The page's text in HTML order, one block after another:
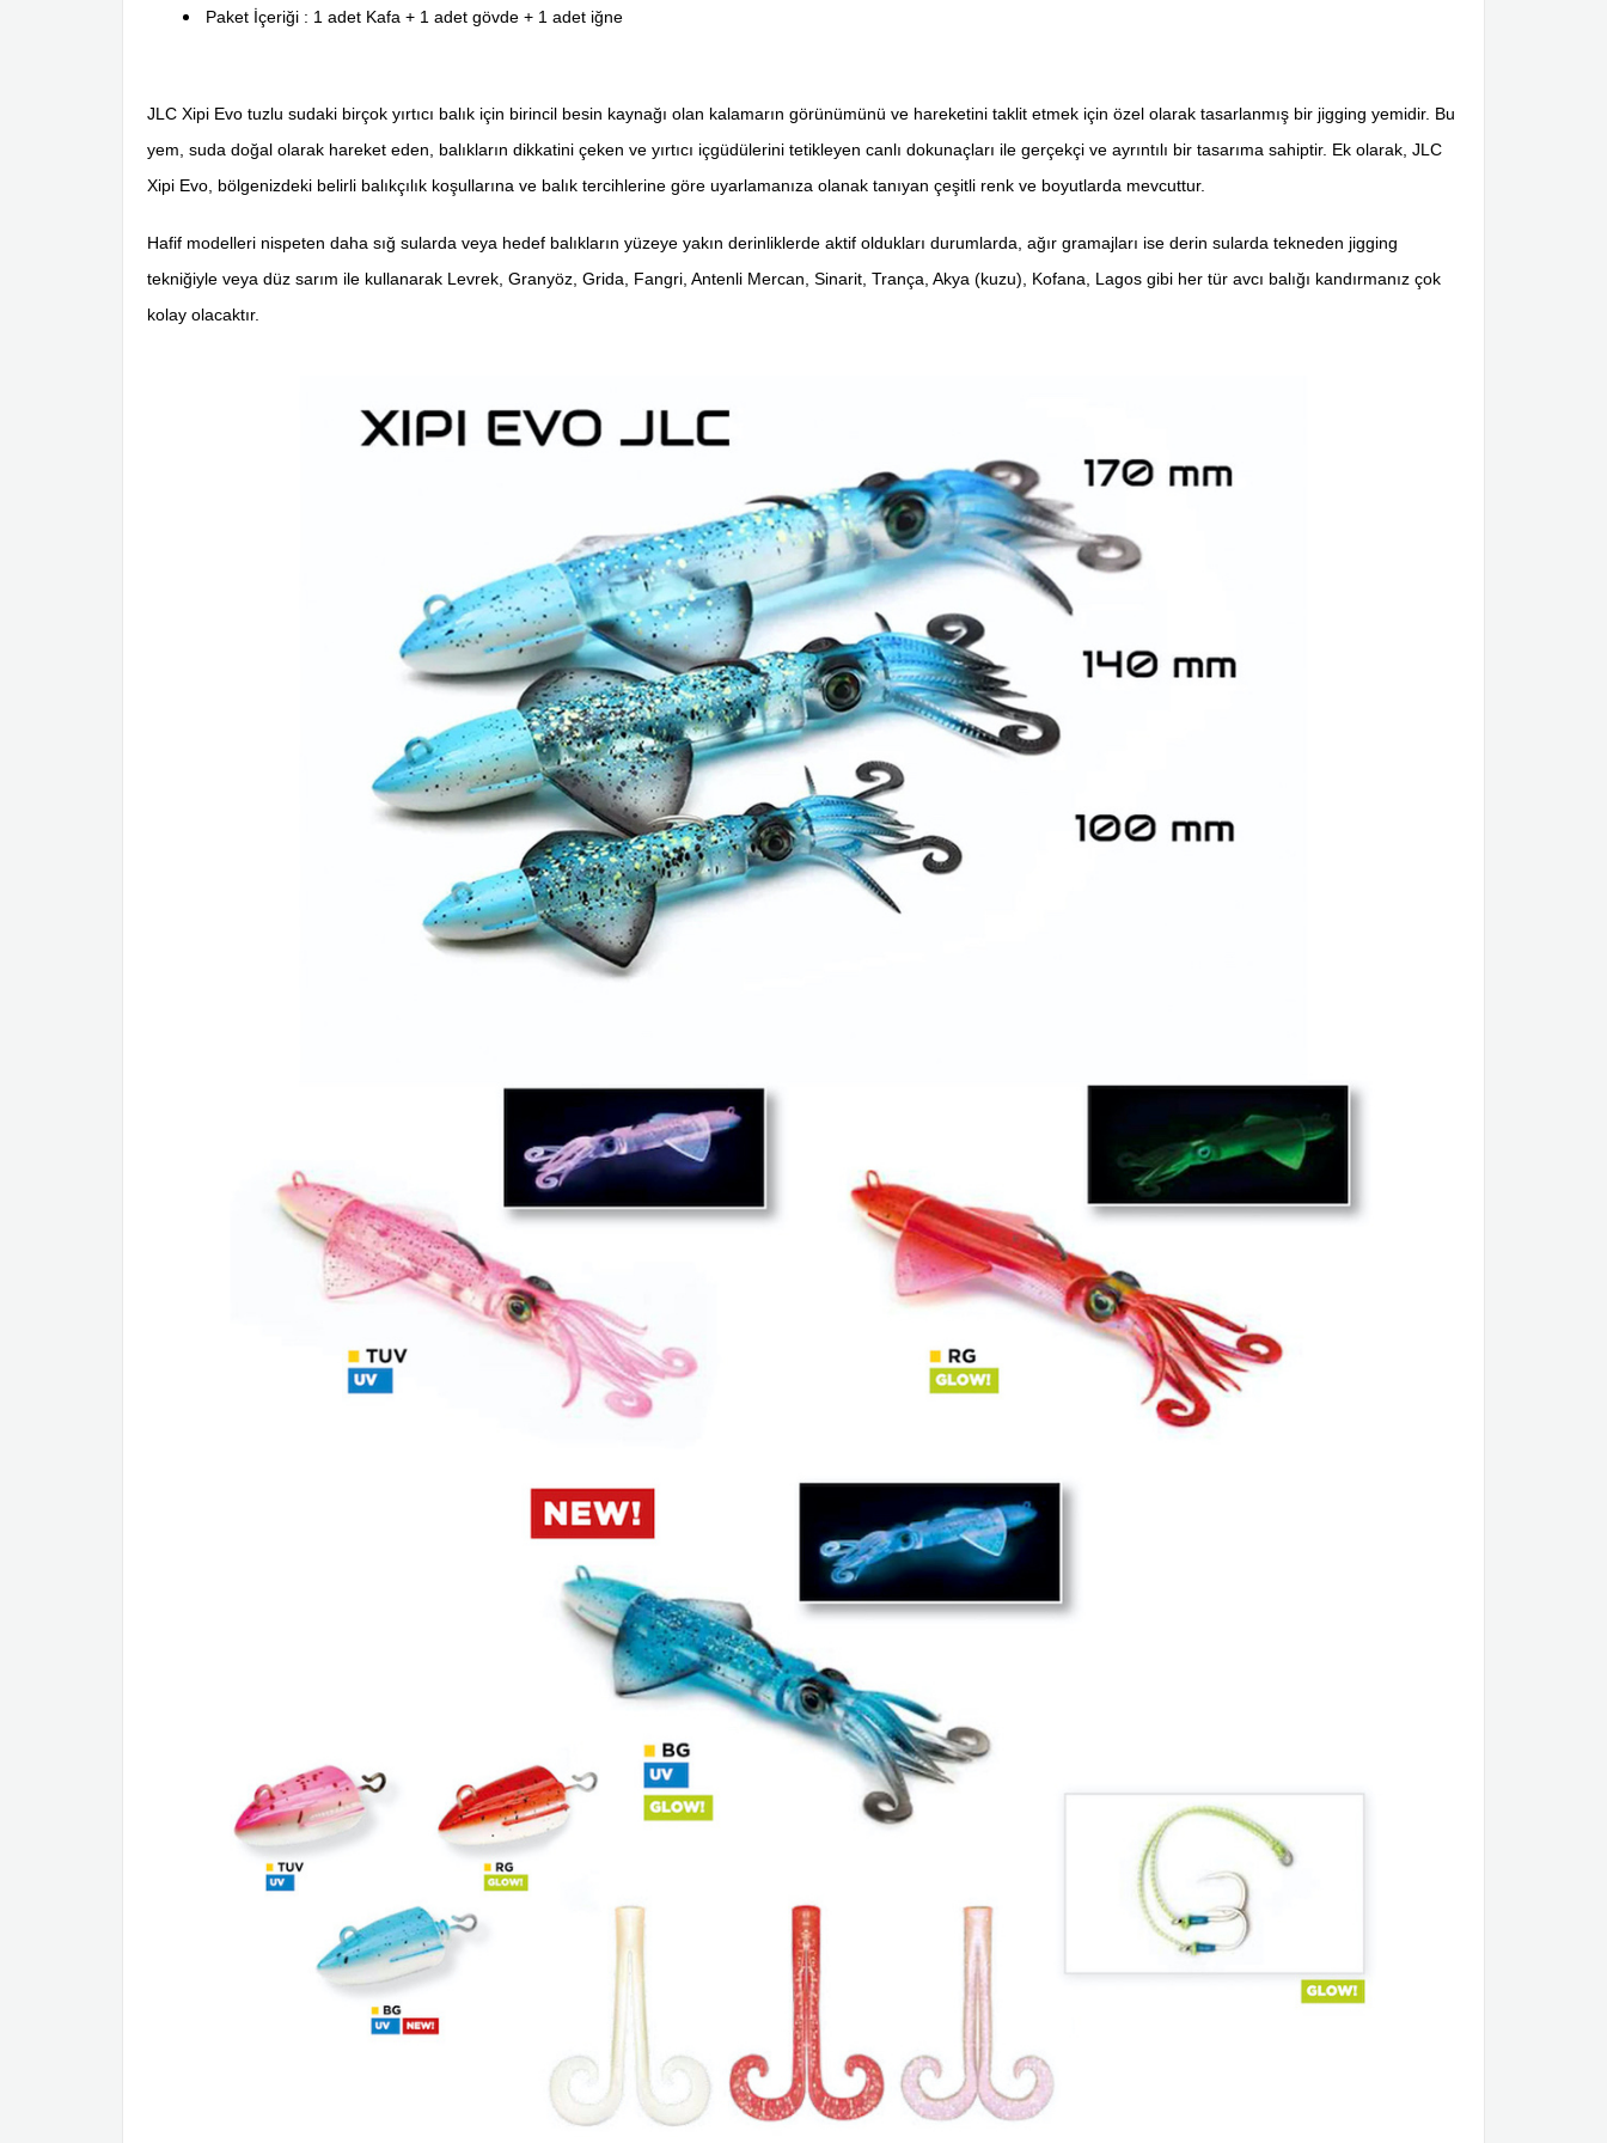
Paket İçeriği : 1 adet Kafa + 1 adet gövde + 1 adet iğne
JLC Xipi Evo tuzlu sudaki birçok yırtıcı balık için birincil besin kaynağı olan kalamarın görünümünü ve hareketini taklit etmek için özel olarak tasarlanmış bir jigging yemidir. Bu
yem, suda doğal olarak hareket eden, balıkların dikkatini çeken ve yırtıcı içgüdülerini tetikleyen canlı dokunaçları ile gerçekçi ve ayrıntılı bir tasarıma sahiptir. Ek olarak, JLC
Xipi Evo, bölgenizdeki belirli balıkçılık koşullarına ve balık tercihlerine göre uyarlamanıza olanak tanıyan çeşitli renk ve boyutlarda mevcuttur.
Hafif modelleri nispeten daha sığ sularda veya hedef balıkların yüzeye yakın derinliklerde aktif oldukları durumlarda, ağır gramajları ise derin sularda tekneden jigging
tekniğiyle veya düz sarım ile kullanarak Levrek, Granyöz, Grida, Fangri, Antenli Mercan, Sinarit, Trança, Akya (kuzu), Kofana, Lagos gibi her tür avcı balığı kandırmanız çok
kolay olacaktır.